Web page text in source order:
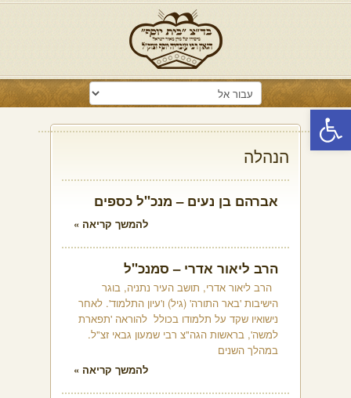
פתח סרגל נגישות
הנהלה
אברהם בן נעים – מנכ"ל כספים
להמשך קריאה »
הרב ליאור אדרי – סמנכ"ל
הרב ליאור אדרי, תושב העיר נתניה, בוגר
הישיבות 'באר התורה' (גיל) ו'עיון התלמוד'. לאחר
נישואיו שקד על תלמודו בכולל להוראה 'תפארת
למשה', בראשות הגה"צ רבי שמעון גבאי זצ"ל.
במהלך השנים
להמשך קריאה »